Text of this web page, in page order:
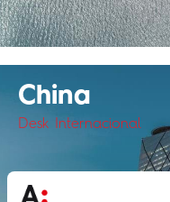
China
Desk Internacional